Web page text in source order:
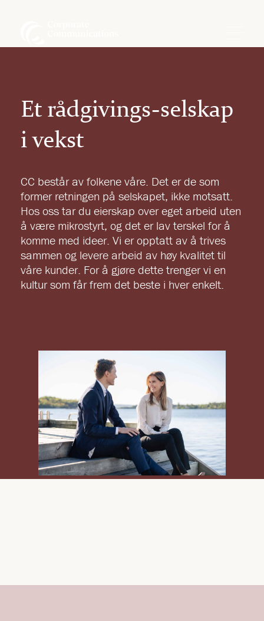
Et rådgivings-selskap
i vekst
CC består av folkene våre. Det er de som
former retningen på selskapet, ikke motsatt.
Hos oss tar du eierskap over eget arbeid uten
å være mikrostyrt, og det er lav terskel for å
komme med ideer. Vi er opptatt av å trives
sammen og levere arbeid av høy kvalitet til
våre kunder. For å gjøre dette trenger vi en
kultur som får frem det beste i hver enkelt.